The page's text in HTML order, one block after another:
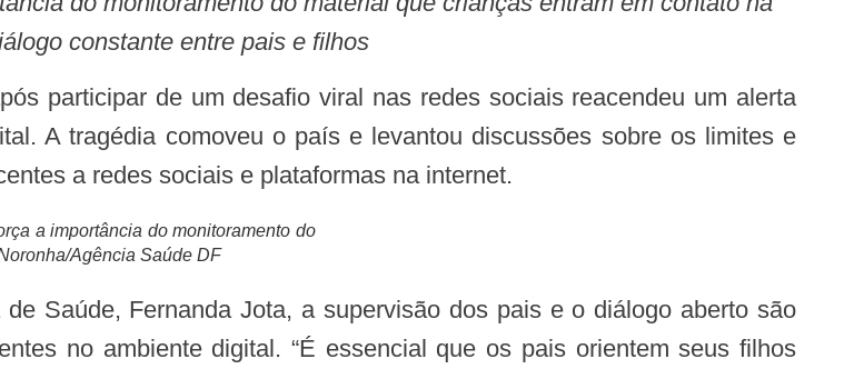
constante entre pais e filhos
A tragédia comoveu o país e levantou discussões sobre os limites e
a redes sociais e plataformas na internet.
a importância do monitoramento do
Agência Saúde DF
no ambiente digital. “É essencial que os pais orientem seus filhos